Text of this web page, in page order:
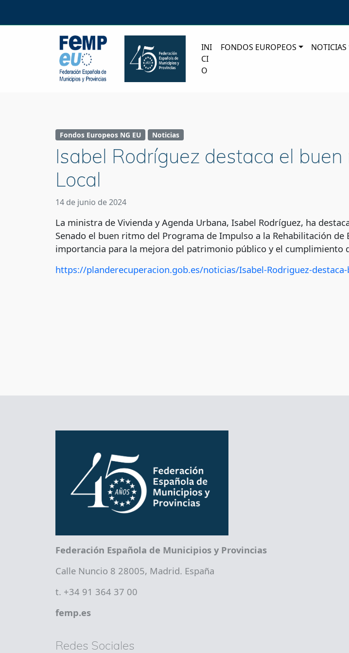
INI
CI
O
FONDOS EUROPEOS NOTICIAS
Fondos Europeos NG EU Noticias
Isabel Rodríguez destaca el
Local
14 de junio de 2024
La ministra de Vivienda y Agenda Urbana, Isabel Rodríguez, ha
Senado el buen ritmo del Programa de Impulso a la Rehabilitación de
importancia para la mejora del patrimonio público y el cumplimiento
https://planderecuperacion.gob.es/noticias/Isabel-Rodriguez-
Federación Española de Municipios y Provincias
Calle Nuncio 8 28005, Madrid. España
t. +34 91 364 37 00
femp.es
Redes Sociales